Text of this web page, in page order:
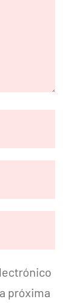
próxima